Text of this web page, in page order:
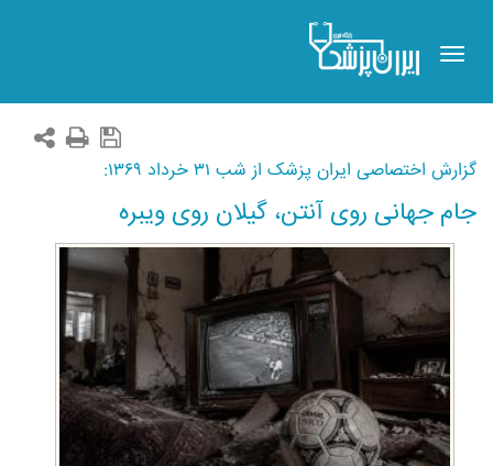
Toggle
navigation
گزارش اختصاصی ایران پزشک از شب ۳۱ خرداد ۱۳۶۹:
جام جهانی روی آنتن، گیلان روی ویبره